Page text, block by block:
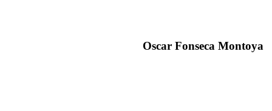
Oscar Fonseca Montoya